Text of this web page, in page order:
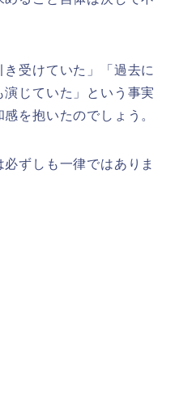
受けていた」「過去に
じていた」という事実
を抱いたのでしょう。
ずしも一律ではありま